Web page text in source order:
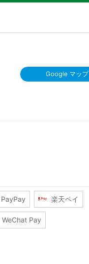
Google マップ
PayPay 楽天ペイ
WeChat Pay